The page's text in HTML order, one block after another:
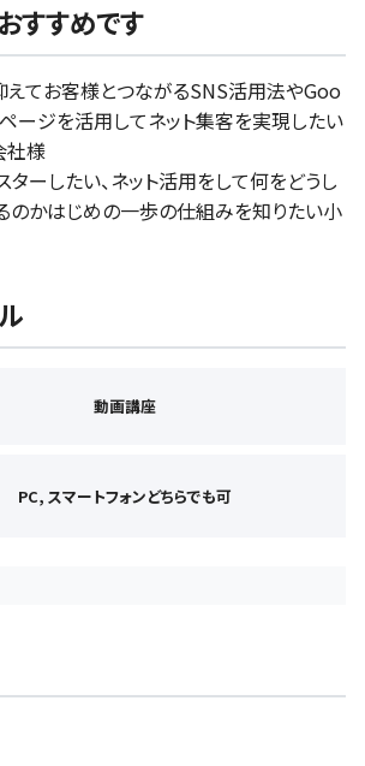
すすめです
えてお客様とつながるSNS活用法やGoo
ージを活用してネット集客を実現したい
社様
ターしたい、ネット活用をして何をどうし
のかはじめの一歩の仕組みを知りたい小
動画講座
PC, スマートフォンどちらでも可